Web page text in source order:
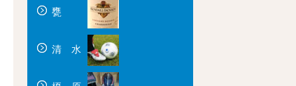
甕
清 水